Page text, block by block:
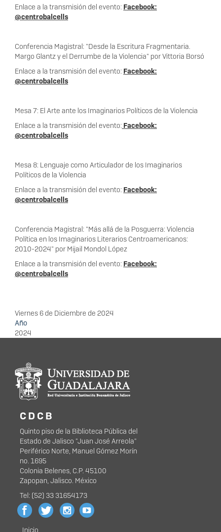
Enlace a la transmisión del evento: Facebook:
@centrobalcells
Conferencia Magistral: "Desde la Escritura Fragmentaria.
Margo Glantz y el Derrumbe de la Violencia" por Vittoria Borsó
Enlace a la transmisión del evento: Facebook:
@centrobalcells
Mesa 7: El Arte ante los Imaginarios Políticos de la Violencia
Enlace a la transmisión del evento: Facebook:
@centrobalcells
Mesa 8: Lenguaje como Articulador de los Imaginarios
Políticos de la Violencia
Enlace a la transmisión del evento: Facebook:
@centrobalcells
Conferencia Magistral: "Más allá de la Posguerra: Violencia
Política en los Imaginarios Literarios Centroamericanos:
2010-2024" por Mijail Mondol López
Enlace a la transmisión del evento: Facebook:
@centrobalcells
Viernes 6 de Diciembre de 2024
Año
2024
Información del
portal
C D C B
Quinto piso de la Biblioteca Pública del
Estado de Jalisco "Juan José Arreola"
Periférico Norte, Manuel Gómez Morín
no. 1695
Colonia Belenes, C.P. 45100
Zapopan, Jalisco. México
Tel: (52) 33 31654173
Inicio